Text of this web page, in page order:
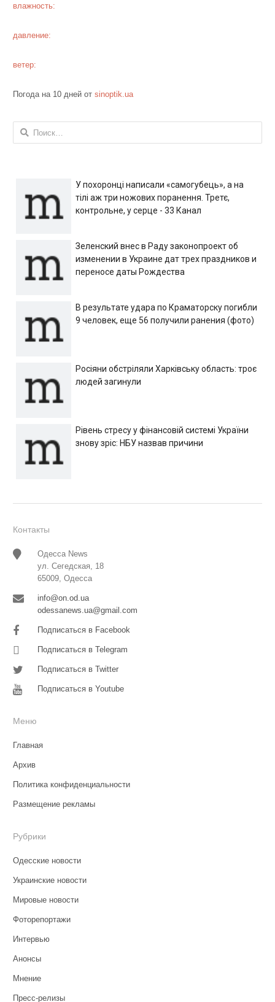
влажность:
давление:
ветер:
Погода на 10 дней от sinoptik.ua
Найти:
У похоронці написали «самогубець», а на
тілі аж три ножових поранення. Третє,
контрольне, у серце - 33 Канал
Зеленский внес в Раду законопроект об
изменении в Украине дат трех праздников и
переносе даты Рождества
В результате удара по Краматорску погибли
9 человек, еще 56 получили ранения (фото)
Росіяни обстріляли Харківську область: троє
людей загинули
Рівень стресу у фінансовій системі України
знову зріс: НБУ назвав причини
Контакты
Одесса News
ул. Сегедская, 18
65009, Одесса
info@on.od.ua
odessanews.ua@gmail.com
Подписаться в Facebook
Подписаться в Telegram
Подписаться в Twitter
Подписаться в Youtube
Меню
Главная
Архив
Политика конфиденциальности
Размещение рекламы
Рубрики
Одесские новости
Украинские новости
Мировые новости
Фоторепортажи
Интервью
Анонсы
Мнение
Пресс-релизы